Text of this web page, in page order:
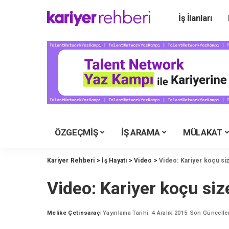
İş İlanları
ÖZGEÇMİŞ İŞ ARAMA MÜLAKAT
Kariyer Rehberi > İş Hayatı >Video >Video: Kariyer koçu
Video: Kariyer koçu
Posted
Melike Çetinsaraç Yayınlama Tarihi: 4 Aralık 2015 Son